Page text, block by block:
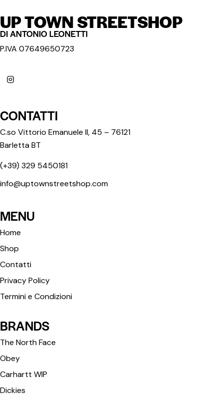
UP TOWN STREETSHOP
DI ANTONIO LEONETTI
P.IVA 07649650723
CONTATTI
C.so Vittorio Emanuele II, 45 – 76121
Barletta BT
(+39) 329 5450181
info@uptownstreetshop.com
MENU
Home
Shop
Contatti
Privacy Policy
Termini e Condizioni
BRANDS
The North Face
Obey
Carhartt WIP
Dickies